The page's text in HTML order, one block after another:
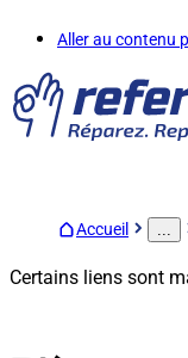
Aller au contenu
Accueil
Certains liens sont